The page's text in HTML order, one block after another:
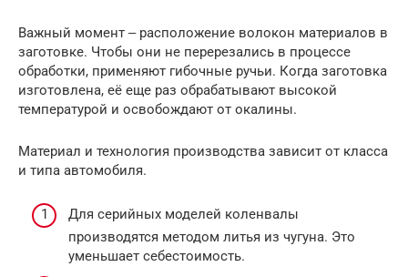
Важный момент ‒ расположение волокон материалов в
заготовке. Чтобы они не перерезались в процессе
обработки, применяют гибочные ручьи. Когда заготовка
изготовлена, её еще раз обрабатывают высокой
температурой и освобождают от окалины.
Материал и технология производства зависит от класса
и типа автомобиля.
Для серийных моделей коленвалы
производятся методом литья из чугуна. Это
уменьшает себестоимость.